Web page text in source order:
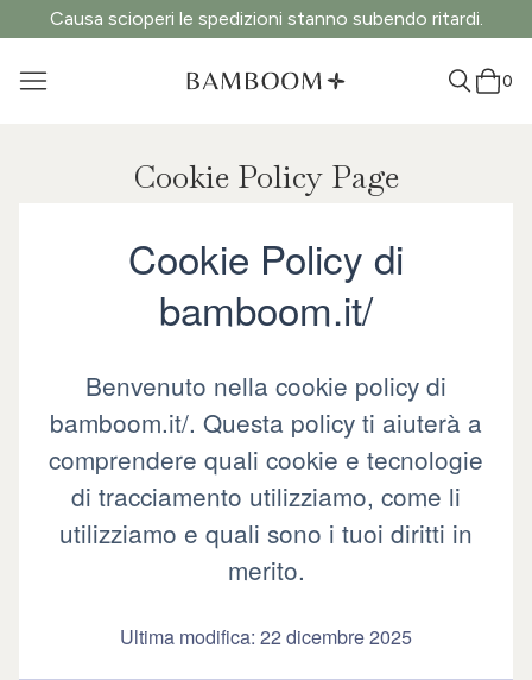
Causa scioperi le spedizioni stanno subendo ritardi.
0
Cookie Policy Page
Cookie Policy di
bamboom.it/
Benvenuto nella cookie policy di
bamboom.it/. Questa policy ti aiuterà a
comprendere quali cookie e tecnologie
di tracciamento utilizziamo, come li
utilizziamo e quali sono i tuoi diritti in
merito.
Ultima modifica: 22 dicembre 2025